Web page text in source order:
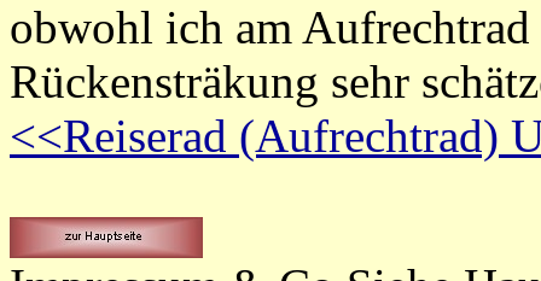
obwohl ich am
Rückensträkung sehr
<<Reiserad (Aufrechtrad)